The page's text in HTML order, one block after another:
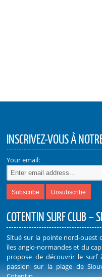
INSCRIVEZ-VOUS À
Your email:
COTENTIN SURF CLUB –
Situé sur la pointe nord-ouest
îles anglo-normandes et du
propose de découvrir le surf
passion sur la plage de